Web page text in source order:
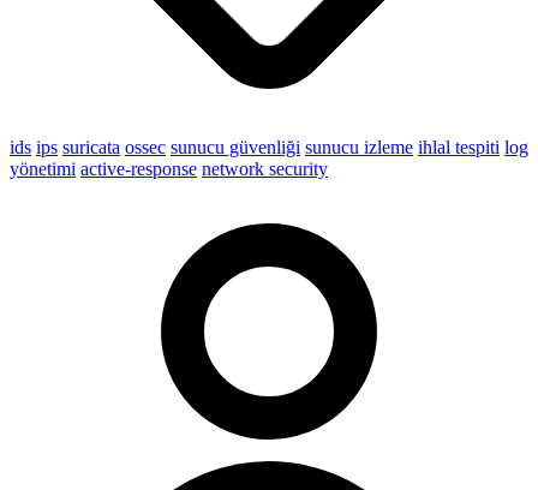
ids ips suricata ossec sunucu güvenliği sunucu izleme ihlal tespiti log
yönetimi active-response network security